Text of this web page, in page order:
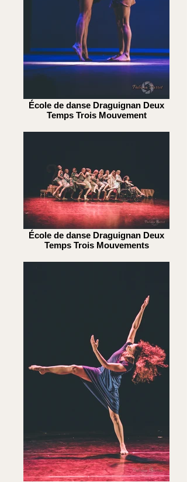
École de danse Draguignan Deux
Temps Trois Mouvement
École de danse Draguignan Deux
Temps Trois Mouvements